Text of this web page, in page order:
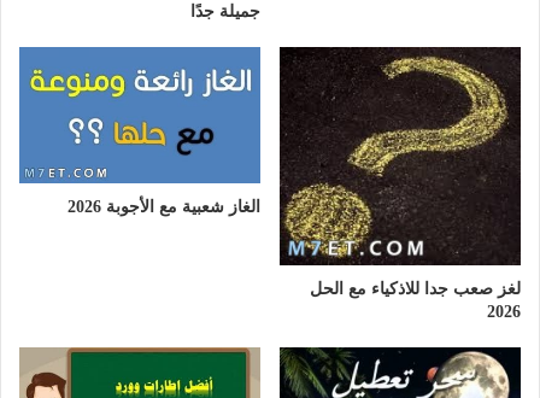
جميلة جدًا
لغز صعب جدا للاذكياء مع الحل
2026
الغاز شعبية مع الأجوبة 2026